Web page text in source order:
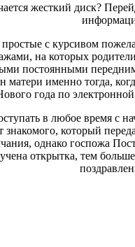
жесткий диск?
с курсивом
на которых
постоянными
матери именно тогда,
года по
в любое время с
который
однако госпожа
открытка, тем